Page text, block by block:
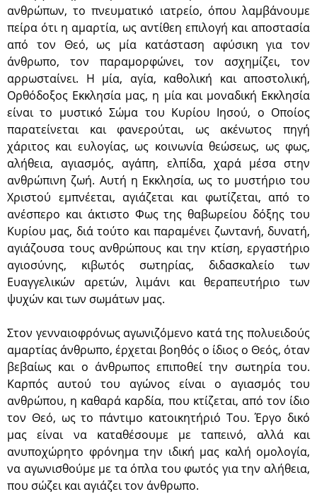
ανθρώπων, το πνευματικό ιατρείο, όπου λαμβάνουμε
πείρα ότι η αμαρτία, ως αντίθεη επιλογή και αποστασία
από τον Θεό, ως μία κατάσταση αφύσικη για τον
άνθρωπο, τον παραμορφώνει, τον ασχημίζει, τον
αρρωσταίνει. Η μία, αγία, καθολική και αποστολική,
Ορθόδοξος Εκκλησία μας, η μία και μοναδική Εκκλησία
είναι το μυστικό Σώμα του Κυρίου Ιησού, ο Οποίος
παρατείνεται και φανερούται, ως ακένωτος πηγή
χάριτος και ευλογίας, ως κοινωνία θεώσεως, ως φως,
αλήθεια, αγιασμός, αγάπη, ελπίδα, χαρά μέσα στην
ανθρώπινη ζωή. Αυτή η Εκκλησία, ως το μυστήριο του
Χριστού εμπνέεται, αγιάζεται και φωτίζεται, από το
ανέσπερο και άκτιστο Φως της θαβωρείου δόξης του
Κυρίου μας, διά τούτο και παραμένει ζωντανή, δυνατή,
αγιάζουσα τους ανθρώπους και την κτίση, εργαστήριο
αγιοσύνης, κιβωτός σωτηρίας, διδασκαλείο των
Ευαγγελικών αρετών, λιμάνι και θεραπευτήριο των
ψυχών και των σωμάτων μας.
Στον γενναιοφρόνως αγωνιζόμενο κατά της πολυειδούς
αμαρτίας άνθρωπο, έρχεται βοηθός ο ίδιος ο Θεός, όταν
βεβαίως και ο άνθρωπος επιποθεί την σωτηρία του.
Καρπός αυτού του αγώνος είναι ο αγιασμός του
ανθρώπου, η καθαρά καρδία, που κτίζεται, από τον ίδιο
τον Θεό, ως το πάντιμο κατοικητήριό Του. Έργο δικό
μας είναι να καταθέσουμε με ταπεινό, αλλά και
ανυποχώρητο φρόνημα την ιδική μας καλή ομολογία,
να αγωνισθούμε με τα όπλα του φωτός για την αλήθεια,
που σώζει και αγιάζει τον άνθρωπο.